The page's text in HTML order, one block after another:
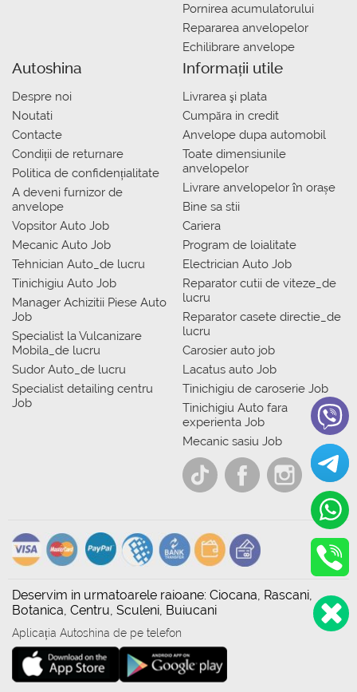
Pornirea acumulatorului
Repararea anvelopelor
Echilibrare anvelope
Autoshina
Despre noi
Noutati
Contacte
Condiții de returnare
Politica de confidențialitate
A deveni furnizor de
anvelope
Vopsitor Auto Job
Mecanic Auto Job
Tehnician Auto_de lucru
Tinichigiu Auto Job
Manager Achizitii Piese Auto
Job
Specialist la Vulcanizare
Mobila_de lucru
Sudor Auto_de lucru
Specialist detailing centru
Job
Informații utile
Livrarea şi plata
Сumpăra in credit
Anvelope dupa automobil
Toate dimensiunile
anvelopelor
Livrare anvelopelor în orașe
Bine sa stii
Cariera
Program de loialitate
Electrician Auto Job
Reparator cutii de viteze_de
lucru
Reparator casete directie_de
lucru
Carosier auto job
Lacatus auto Job
Tinichigiu de caroserie Job
Tinichigiu Auto fara
experienta Job
Mecanic sasiu Job
Deservim in urmatoarele raioane: Ciocana, Rascani,
Botanica, Centru, Sculeni, Buiucani
Aplicația Autoshina de pe telefon